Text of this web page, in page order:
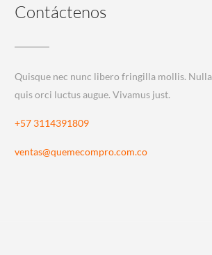
Contáctenos
Quisque nec nunc libero fringilla mollis. Nulla
quis orci luctus augue. Vivamus just.
+57 3114391809
ventas@quemecompro.com.co